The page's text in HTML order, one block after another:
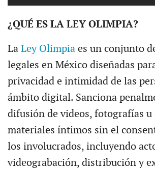
¿QUÉ ES LA LEY OLIMPIA?
La Ley Olimpiaes un conjunto
legales en México diseñadas
privacidad e intimidad de las
ámbito digital. Sanciona
difusión de videos, fotografías u
materiales íntimos sin el
los involucrados, incluyendo
videograbación, distribución y